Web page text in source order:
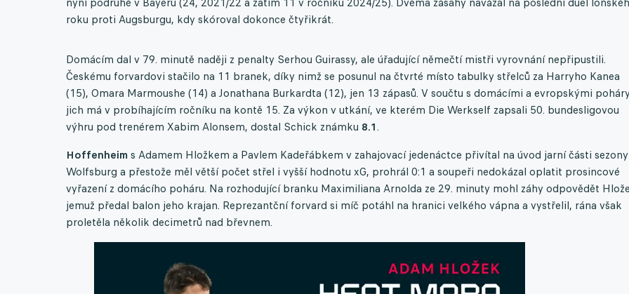
roku proti Augsburgu, kdy skóroval dokonce čtyřikrát.
Domácím dal v 79. minutě naději z penalty Serhou Guirassy, ale úřadující němečtí mistři vyrovnání nepřipustili.
Českému forvardovi stačilo na 11 branek, díky nimž se posunul na čtvrté místo tabulky střelců za Harryho Kanea
(15), Omara Marmoushe (14) a Jonathana Burkardta (12), jen 13 zápasů. V součtu s domácími a evropskými
jich má v probíhajícím ročníku na kontě 15. Za výkon v utkání, ve kterém Die Werkself zapsali 50. bundesligovou
výhru pod trenérem Xabim Alonsem, dostal Schick známku 8.1 .
Hoffenheim s Adamem Hložkem a Pavlem Kadeřábkem v zahajovací jedenáctce přivítal na úvod jarní části sezony
Wolfsburg a přestože měl větší počet střel i vyšší hodnotu xG, prohrál 0:1 a soupeři nedokázal oplatit prosincové
vyřazení z domácího poháru. Na rozhodující branku Maximiliana Arnolda ze 29. minuty mohl záhy odpovědět
jemuž předal balon jeho krajan. Reprezantční forvard si míč potáhl na hranici velkého vápna a vystřelil, rána však
proletěla několik decimetrů nad břevnem.